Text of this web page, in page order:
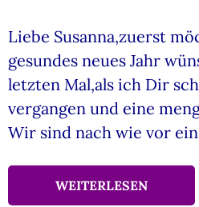
Liebe Susanna,zuerst
gesundes neues Jahr
letzten Mal,als ich Dir
vergangen und eine
Wir sind nach wie vor
WEITERLESEN